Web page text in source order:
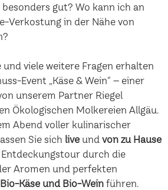
gut? Wo kann ich an
Verkostung in der Nähe von
viele weitere Fragen erhalten
Event „Käse & Wein“ – einer
unserem Partner Riegel
Ökologischen Molkereien Allgäu.
Abend voller kulinarischer
Sie sich live und von zu Hause
durch die
Aromen und perfekten
Bio-Käse und Bio-Weinführen.